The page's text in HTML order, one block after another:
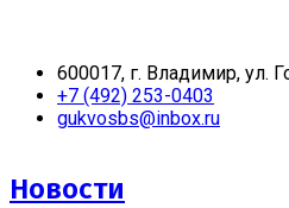
600017, г. Владимир, ул.
+7 (492) 253-0403
gukvosbs@inbox.ru
Новости